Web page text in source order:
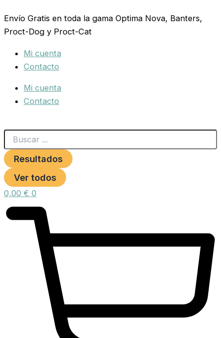
al
contenido
Envío Gratis en toda la gama Optima Nova, Banters,
Proct-Dog y Proct-Cat
Mi cuenta
Contacto
Mi cuenta
Contacto
...
Resultados
Ver todos
0,00 € 0
NYLON
20MM
35-
AZUL
cantidad